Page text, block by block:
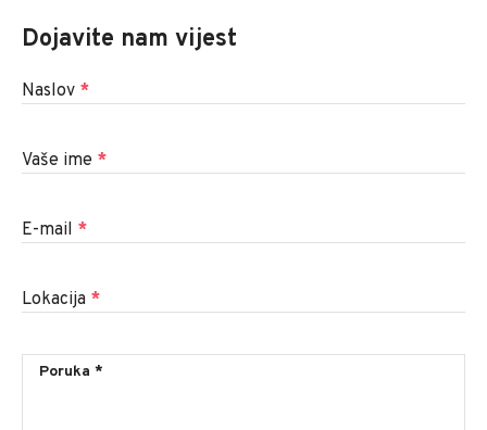
Dojavite nam vijest
Naslov *
Vaše ime *
E-mail *
Lokacija *